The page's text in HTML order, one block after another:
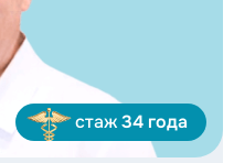
стаж34 года